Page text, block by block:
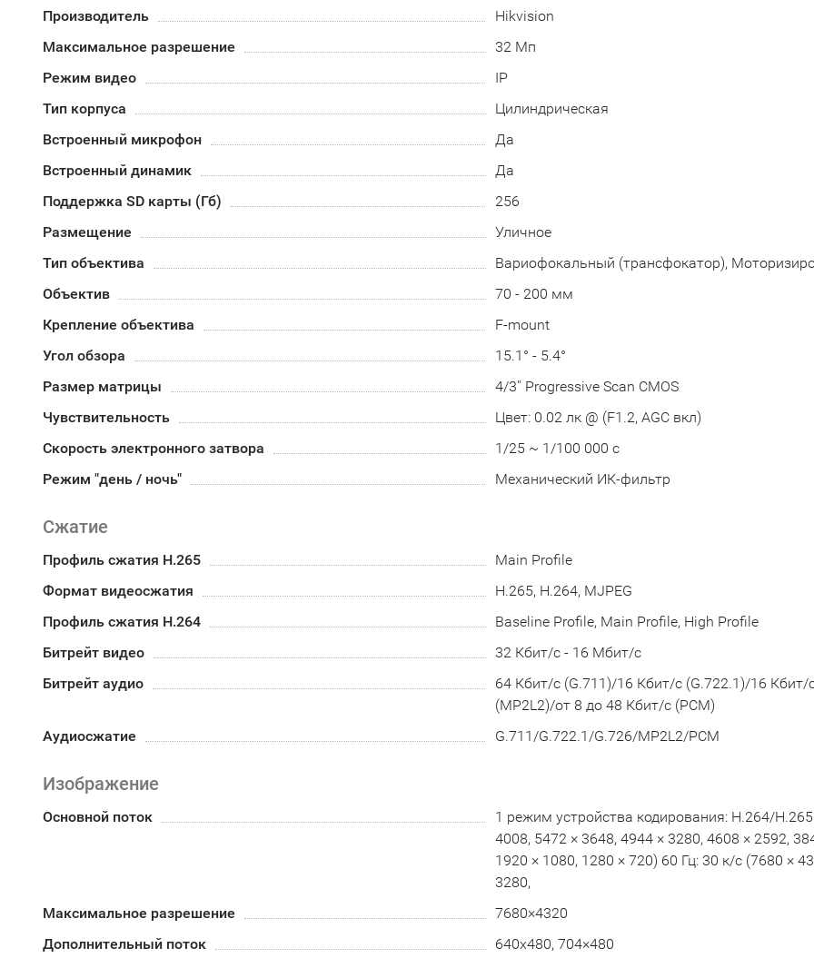
Производитель
Hikvision
Максимальное разрешение
32 Мп
Режим видео
IP
Тип корпуса
Цилиндрическая
Встроенный микрофон
Да
Встроенный динамик
Да
Поддержка SD карты (Гб)
256
Размещение
Уличное
Тип объектива
Вариофокальный (трансфокатор),
Объектив
70 - 200 мм
Крепление объектива
F-mount
Угол обзора
15.1° - 5.4°
Размер матрицы
4/3'' Progressive Scan CMOS
Чувствительность
Цвет: 0.02 лк @ (F1.2, AGC вкл)
Скорость электронного затвора
1/25 ~ 1/100 000 с
Режим "день / ночь"
Механический ИК-фильтр
Сжатие
Профиль сжатия H.265
Main Profile
Формат видеосжатия
H.265, H.264, MJPEG
Профиль сжатия H.264
Baseline Profile, Main Profile, High Profile
Битрейт видео
32 Кбит/с - 16 Мбит/с
Битрейт аудио
64 Кбит/с (G.711)/16 Кбит/с (G.722.1)/16
(MP2L2)/от 8 до 48 Кбит/с (PCM)
Аудиосжатие
G.711/G.722.1/G.726/MP2L2/PCM
Изображение
Основной поток
1 режим устройства кодирования: H.264/
4008, 5472 × 3648, 4944 × 3280, 4608 × 2592,
1920 × 1080, 1280 × 720) 60 Гц: 30 к/с (7680 ×
3280,
Максимальное разрешение
7680×4320
Дополнительный поток
640x480, 704×480